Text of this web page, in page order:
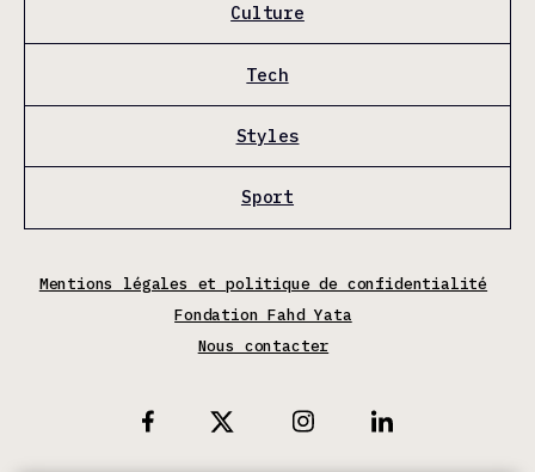
Culture
Tech
Styles
Sport
Mentions légales et politique de confidentialité
Fondation Fahd Yata
Nous contacter
Facebook
X Instagram Linkedin